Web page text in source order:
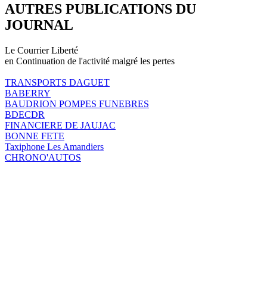
AUTRES PUBLICATIONS DU
JOURNAL
Le Courrier Liberté
en Continuation de l'activité malgré les pertes
TRANSPORTS DAGUET
BABERRY
BAUDRION POMPES FUNEBRES
BDECDR
FINANCIERE DE JAUJAC
BONNE FETE
Taxiphone Les Amandiers
CHRONO'AUTOS